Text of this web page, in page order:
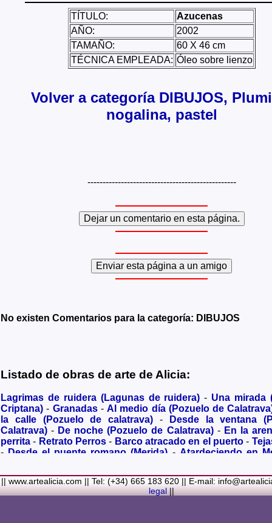
TÍTULO:
Azucenas
AÑO:
2002
TAMAÑO:
60 X 46 cm
TÉCNICA EMPLEADA: Óleo sobre lienzo
Volver a categoría DIBUJOS,
nogalina, pastel
-------------------------------------------------
No existen Comentarios para la categoría: DIBUJOS
Listado de obras de arte de Alicia:
Lagrimas de ruidera (Lagunas de ruidera) - Una mirada
Criptana) - Granadas-Al medio día (Pozuelo de
la calle (Pozuelo de calatrava) -
Desde la ventana
Calatrava) - De noche (Pozuelo de Calatrava)- En la
perrita - Retrato Perros - Barco atracado en el puerto -
- Desde el puente romano (Merida) - Atardeciendo en
(Bolaños de Calatrava)-Membrillos madurando al sol-
costa-A dormir (Cuadro infantil)-En flor-Ramo de
Familiar-La fuente (La Alhambra de Granada)-Acuarela
|| www.artealicia.com || Tel: (+34) 665 183 620 || E-mail:
legal||